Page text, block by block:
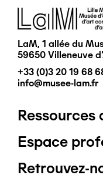
Image
LaM, 1 allée du
59650 Villeneuve
+33 (0)3 20 19 68
info@musee-lam.fr
Pied
de
page
Ressources
Espace
Retrouvez-